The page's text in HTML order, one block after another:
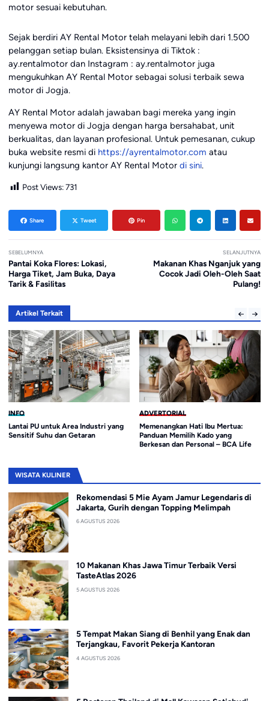
motor sesuai kebutuhan.
Sejak berdiri AY Rental Motor telah melayani lebih dari 1.500
pelanggan setiap bulan. Eksistensinya di Tiktok :
ay.rentalmotor dan Instagram : ay.rentalmotor juga
mengukuhkan AY Rental Motor sebagai solusi terbaik sewa
motor di Jogja.
AY Rental Motor adalah jawaban bagi mereka yang ingin
menyewa motor di Jogja dengan harga bersahabat, unit
berkualitas, dan layanan profesional. Untuk pemesanan, cukup
buka website resmi di https://ayrentalmotor.com atau
kunjungi langsung kantor AY Rental Motor di sini.
Post Views: 731
Share Tweet Pin
SEBELUMNYA
Pantai Koka Flores: Lokasi,
Harga Tiket, Jam Buka, Daya
Tarik & Fasilitas
SELANJUTNYA
Makanan Khas Nganjuk yang
Cocok Jadi Oleh-Oleh Saat
Pulang!
Artikel Terkait
INFO
Lantai PU untuk Area Industri yang
Sensitif Suhu dan Getaran
ADVERTORIAL
Memenangkan Hati Ibu Mertua:
Panduan Memilih Kado yang
Berkesan dan Personal – BCA Life
WISATA KULINER
Rekomendasi 5 Mie Ayam Jamur Legendaris di
Jakarta, Gurih dengan Topping Melimpah
6 AGUSTUS 2026
10 Makanan Khas Jawa Timur Terbaik Versi
TasteAtlas 2026
5 AGUSTUS 2026
5 Tempat Makan Siang di Benhil yang Enak dan
Terjangkau, Favorit Pekerja Kantoran
4 AGUSTUS 2026